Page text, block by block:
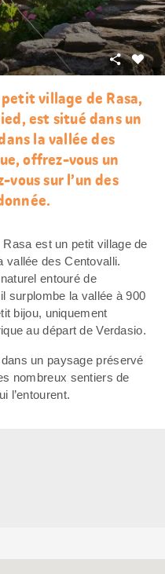
Partager
village de Rasa,
est situé dans un
la vallée des
offrez-vous un
sur l’un des
est un petit village de
vallée des Centovalli.
entouré de
surplombe la vallée à 900
bijou, uniquement
au départ de Verdasio.
un paysage préservé
nombreux sentiers de
l’entourent.